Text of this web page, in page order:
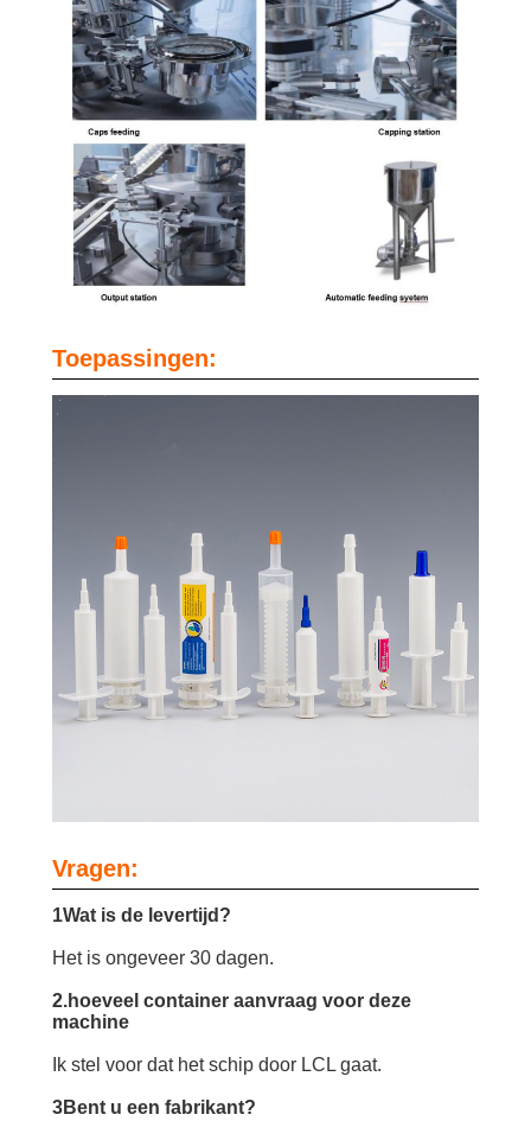
Toepassingen:
Vragen:
1Wat is de levertijd?
Het is ongeveer 30 dagen.
2.hoeveel container aanvraag voor deze
machine
Ik stel voor dat het schip door LCL gaat.
3Bent u een fabrikant?